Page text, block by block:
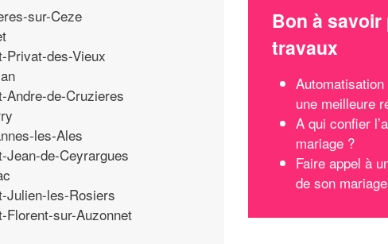
sur-Ceze
Privat-des-Vieux
Andre-de-Cruzieres
les-Ales
Jean-de-Ceyrargues
Julien-les-Rosiers
Florent-sur-Auzonnet
Bon à
travaux
une meilleure
A qui confier
mariage ?
Faire appel à
de son mariage